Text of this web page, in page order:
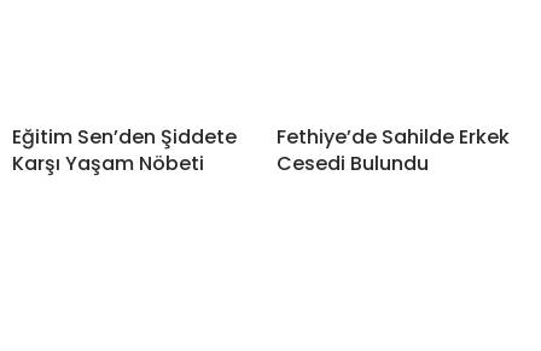
Eğitim Sen’den Şiddete
Karşı Yaşam Nöbeti
Fethiye’de Sahilde Erkek
Cesedi Bulundu